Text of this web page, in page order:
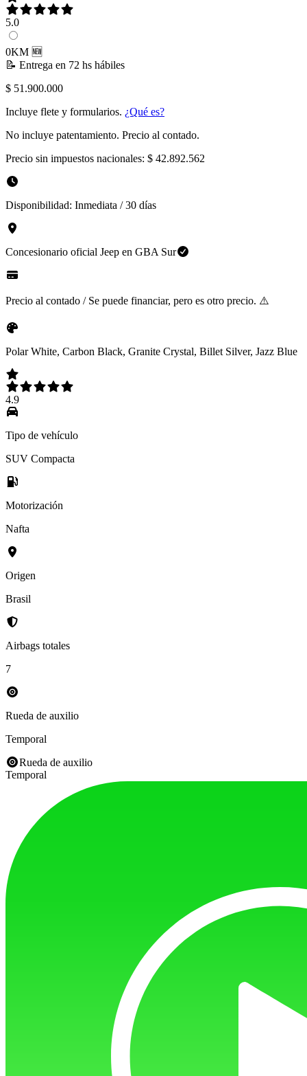
5.0
0KM 🆕
📝 Entrega en 72 hs hábiles
$ 51.900.000
Incluye flete y formularios. ¿Qué es?
No incluye patentamiento. Precio al contado.
Precio sin impuestos nacionales: $ 42.892.562
Disponibilidad: Inmediata / 30 días
Concesionario oficial Jeep en GBA Sur
Precio al contado / Se puede financiar, pero es otro precio. ⚠️
Polar White, Carbon Black, Granite Crystal, Billet Silver, Jazz Blue
4.9
Tipo de vehículo
SUV Compacta
Motorización
Nafta
Origen
Brasil
Airbags totales
7
Rueda de auxilio
Temporal
Rueda de auxilio
Temporal